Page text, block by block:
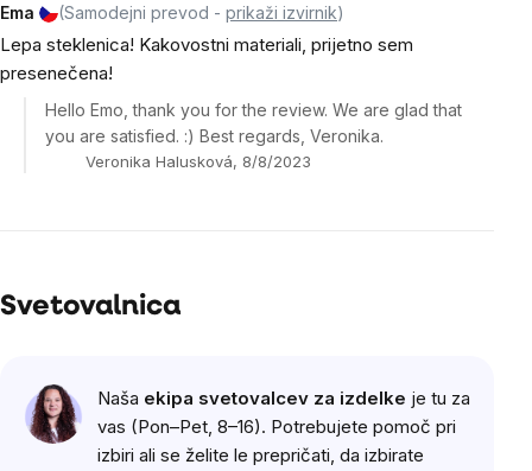
Ema (Samodejni prevod - prikaži izvirnik)
Lepa steklenica! Kakovostni materiali, prijetno sem
presenečena!
Hello Emo, thank you for the review. We are glad that
you are satisfied. :) Best regards, Veronika.
Veronika Halusková, 8/8/2023
Svetovalnica
Naša ekipa svetovalcev za izdelke je tu za
vas (Pon–Pet, 8–16). Potrebujete pomoč pri
izbiri ali se želite le prepričati, da izbirate